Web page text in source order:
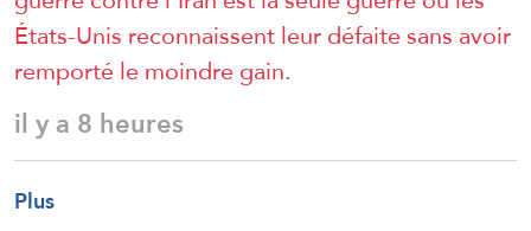
États-Unis reconnaissent leur défaite sans avoir
remporté le moindre gain.
il y a 8 heures
Plus